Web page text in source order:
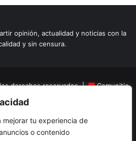
mejorar tu experiencia de
o contenido
opinión, actualidad y noticias con la
y sin censura.
derechos reservados |
Comunitic
BICNit 901228106
Opinion Turismo
Caricaturas Reportajes